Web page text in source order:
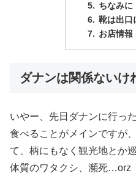
ちなみに
靴は出口
お店情報
ダナンは関係ないけ
いやー、先日ダナンに行っ
食べることがメインですが
て、柄にもなく観光地とか
体質のワタクシ、瀕死…orz